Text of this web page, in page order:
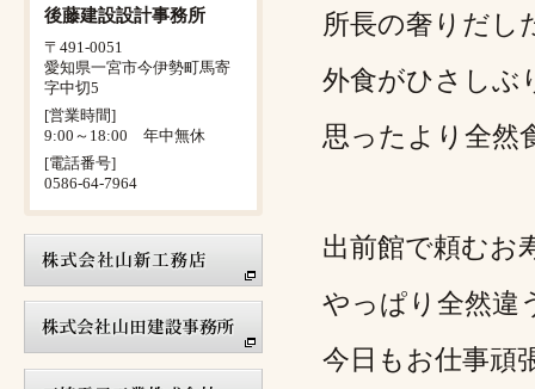
所長の奢りだし
外食がひさしぶ
思ったより全
出前館で頼むお
やっぱり全然違
今日もお仕事頑
後藤建設設計事務所
〒491-0051
愛知県一宮市今伊勢町馬寄
字中切5
[営業時間]
9:00～18:00 年中無休
[電話番号]
0586-64-7964